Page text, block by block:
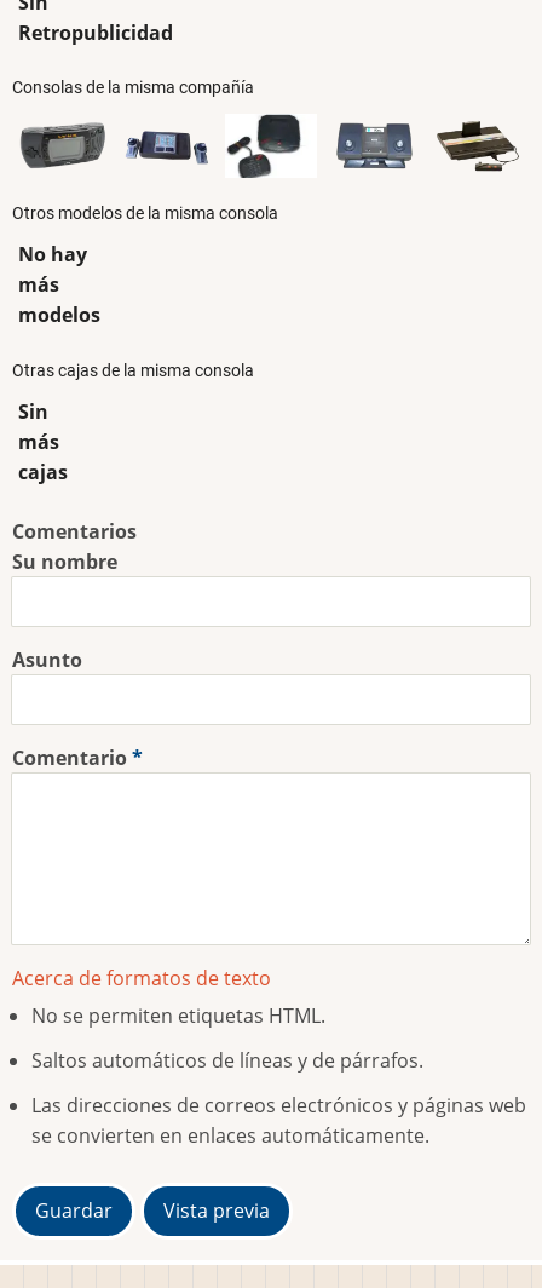
Retropublicidad
Consolas de la misma compañía
Otros modelos de la misma consola
No hay
más
modelos
Otras cajas de la misma consola
Sin
más
cajas
Comentarios
Su nombre
Asunto
Comentario
Acerca de formatos de texto
No se permiten etiquetas HTML.
Saltos automáticos de líneas y de párrafos.
Las direcciones de correos electrónicos y páginas web
se convierten en enlaces automáticamente.